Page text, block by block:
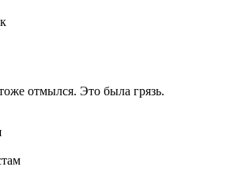
отмылся. Это была грязь.